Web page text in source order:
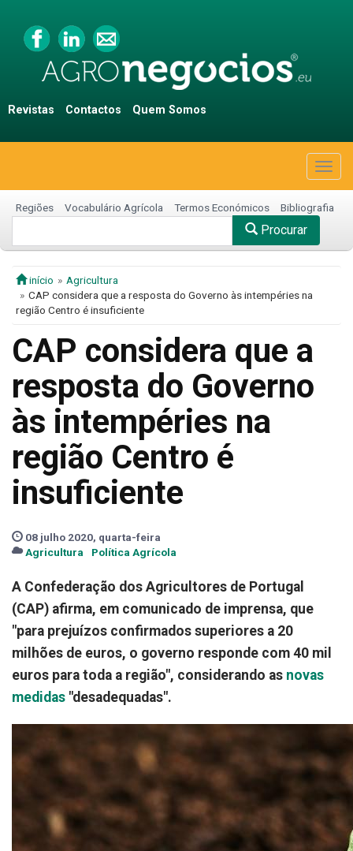
Revistas Contactos Quem Somos
Regiões Vocabulário Agrícola Termos Económicos Bibliografia
Procurar
início
Agricultura
CAP considera que a resposta do Governo às intempéries na
região Centro é insuficiente
CAP considera que a
resposta do Governo
às intempéries na
região Centro é
insuficiente
08 julho 2020, quarta-feira
Agricultura
Política Agrícola
A Confederação dos Agricultores de Portugal
(CAP) afirma, em comunicado de imprensa, que
"para prejuízos confirmados superiores a 20
milhões de euros, o governo responde com 40 mil
euros para toda a região", considerando as novas
medidas "desadequadas".